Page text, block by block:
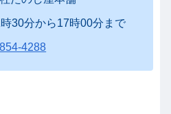
時30分から17時00分まで
4288